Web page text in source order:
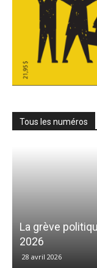
Tous les numéros
La grève
2026
28 avril 2026